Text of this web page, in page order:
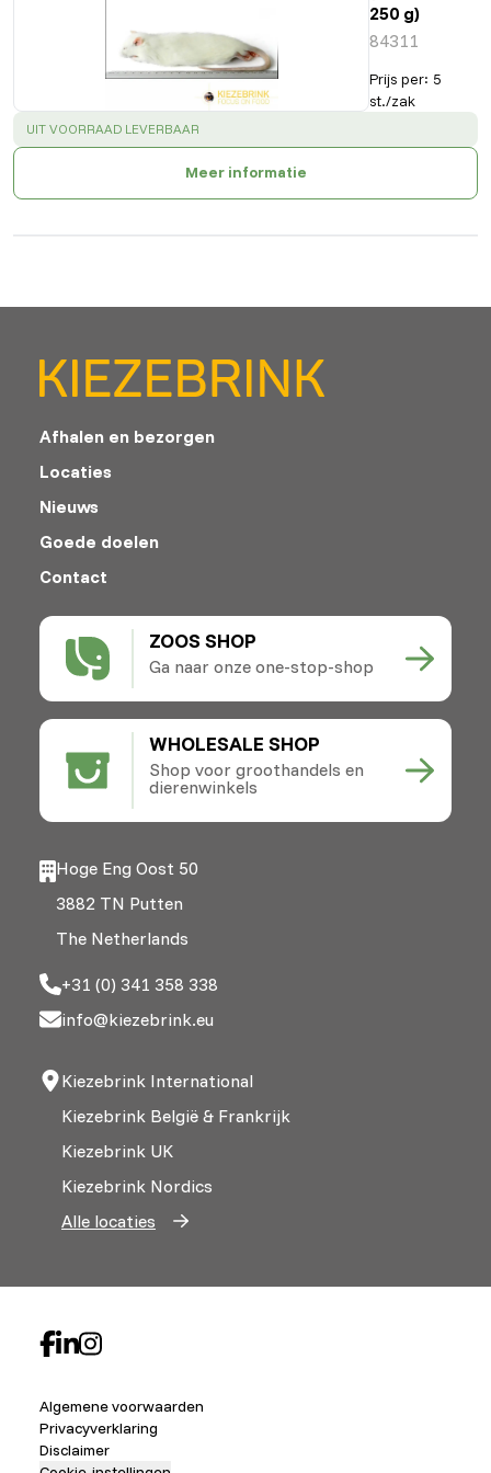
250 g)
84311
Prijs per: 5
st./zak
SUCCESS:
UIT VOORRAAD LEVERBAAR
Meer informatie
ZOOS SHOP
Ga naar onze one-stop-shop
WHOLESALE SHOP
Shop voor groothandels en
dierenwinkels
Afhalen en bezorgen
Locaties
Nieuws
Goede doelen
Contact
Hoge Eng Oost 50
3882 TN Putten
The Netherlands
+31 (0) 341 358 338
info@kiezebrink.eu
Kiezebrink International
Kiezebrink België & Frankrijk
Kiezebrink UK
Kiezebrink Nordics
Alle locaties
Algemene voorwaarden
Privacyverklaring
Disclaimer